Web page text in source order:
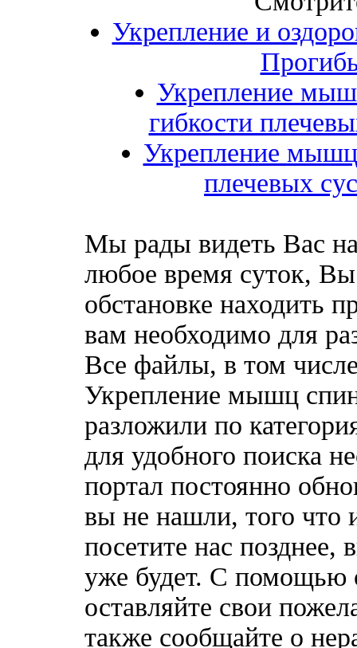
Укрепление и
Укрепление
гибкости
Укрепление
плечевых
Мы рады видеть Вас
любое время суток,
обстановке находить
вам необходимо для
Все файлы, в том
Укрепление мышц
разложили по
для удобного поиска
портал постоянно
вы не нашли, того что
посетите нас позднее,
уже будет. С помощью
оставляйте свои
также сообщайте о